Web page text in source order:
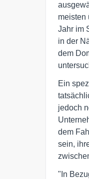
meisten
Jahr im
in der
dem
Ein
jedoch
dem
sein,
"In